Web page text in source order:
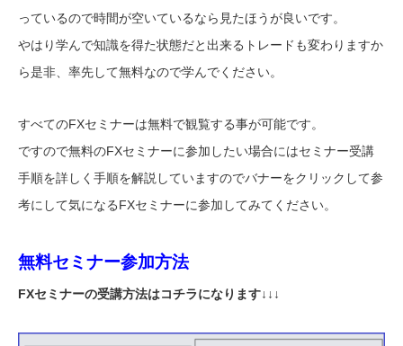
っているので時間が空いているなら見たほうが良いです。
やはり学んで知識を得た状態だと出来るトレードも変わりますか
ら是非、率先して無料なので学んでください。
すべてのFXセミナーは無料で観覧する事が可能です。
ですので無料のFXセミナーに参加したい場合にはセミナー受講
手順を詳しく手順を解説していますのでバナーをクリックして参
考にして気になるFXセミナーに参加してみてください。
無料セミナー参加方法
FXセミナーの受講方法はコチラになります↓↓↓